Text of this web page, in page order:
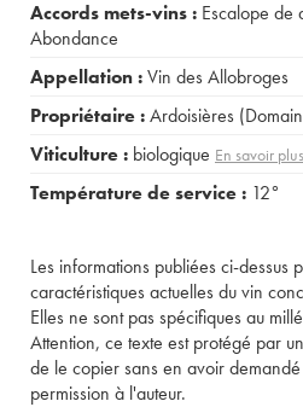
Accords mets-vins : Escalope de
Abondance
Appellation :Vin des Allobroges
Propriétaire :Ardoisières
Viticulture : biologique En savoir
Température de service : 12°
Les informations publiées ci-dessus
caractéristiques actuelles du vin
Elles ne sont pas spécifiques au
Attention, ce texte est protégé par
de le copier sans en avoir
permission à l'auteur.